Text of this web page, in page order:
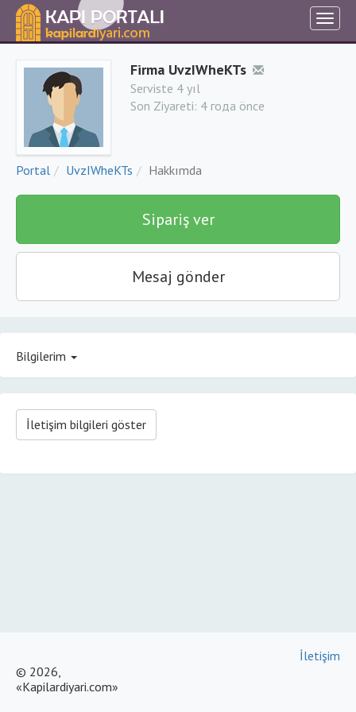
Firma UvzIWheKTs
Serviste 4 yıl
Son Ziyareti: 4 года önce
Portal UvzIWheKTs Hakkımda
Sipariş ver
Mesaj gönder
Bilgilerim
İletişim bilgileri göster
© 2026,
«Kapilardiyari.com»
İletişim